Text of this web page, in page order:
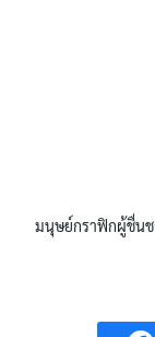
มนุษย์กราฟิกผู้ชื่น